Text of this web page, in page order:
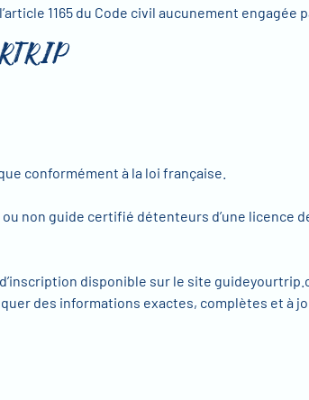
1165 du Code civil aucunement engagée
conformément à la loi française.
non guide certifié détenteurs d’une licence
disponible sur le site
des informations exactes, complètes et à